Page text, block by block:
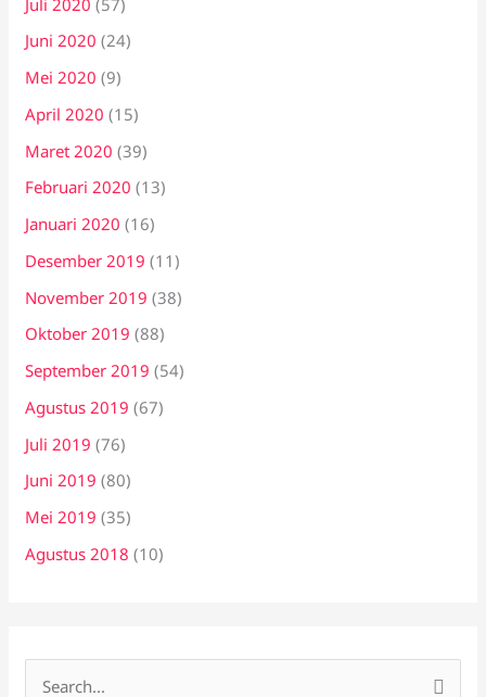
Juni 2020 (24)
Mei 2020 (9)
April 2020 (15)
Maret 2020 (39)
Februari 2020 (13)
Januari 2020 (16)
Desember 2019 (11)
November 2019 (38)
Oktober 2019 (88)
September 2019 (54)
Agustus 2019 (67)
Juli 2019 (76)
Juni 2019 (80)
Mei 2019 (35)
Agustus 2018 (10)